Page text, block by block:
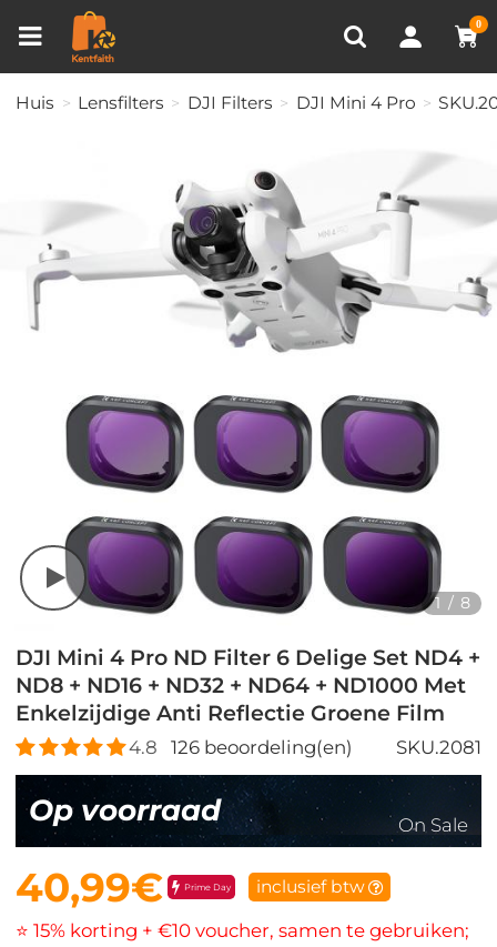
0
RECENT BEKEKEN
Huis Lensfilters DJI Filters DJI Mini 4 Pro
1 / 8
DJI Mini 4 Pro ND Filter 6 Delige Set ND4 +
ND8 + ND16 + ND32 + ND64 + ND1000 Met
Enkelzijdige Anti Reflectie Groene Film
4.8 126beoordeling(en) SKU.2081
Op voorraad On Sale
40,99€ Prime Day inclusief btw
⭐ 15% korting + €10 voucher, samen te gebruiken;